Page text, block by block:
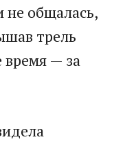
не общалась,
трель
время — за